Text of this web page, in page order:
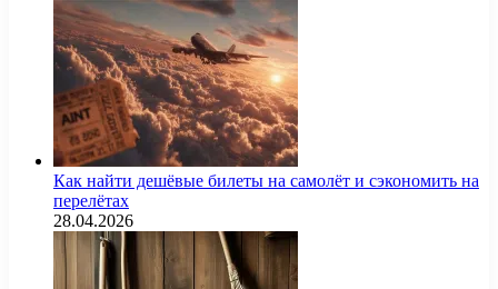
Как найти дешёвые билеты на самолёт и сэкономить на
перелётах
28.04.2026